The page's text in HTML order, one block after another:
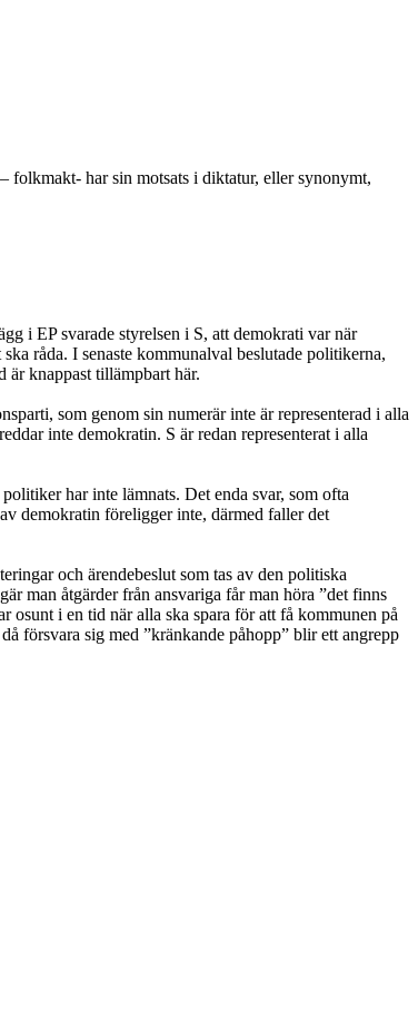
folkmakt- har sin motsats i diktatur, eller synonymt,
i EP svarade styrelsen i S, att demokrati var när
råda. I senaste kommunalval beslutade politikerna,
är knappast tillämpbart här.
som genom sin numerär inte är representerad i alla
inte demokratin. S är redan representerat i alla
har inte lämnats. Det enda svar, som ofta
demokratin föreligger inte, därmed faller det
och ärendebeslut som tas av den politiska
man åtgärder från ansvariga får man höra ”det finns
i en tid när alla ska spara för att få kommunen på
försvara sig med ”kränkande påhopp” blir ett angrepp